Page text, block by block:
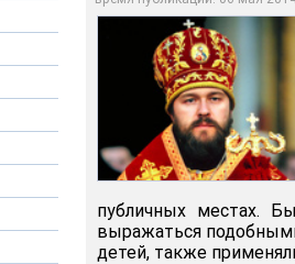
mospat.ru
публичных местах.
выражаться
детей, также